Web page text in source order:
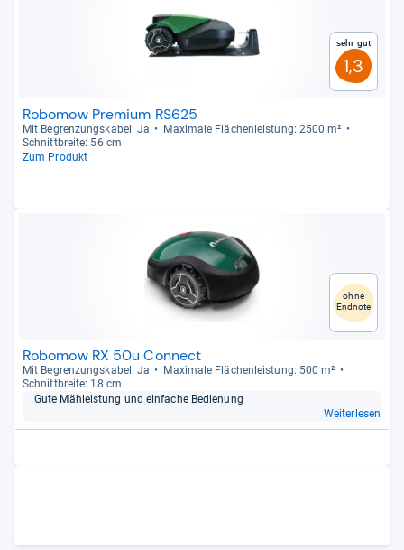
Sehr gut
1,3
Robomow Premium RS625
Mit Begren­zungs­ka­bel: Ja
Maxi­male Flä­chen­leis­tung: 2500 m²
Schnitt­breite: 56 cm
Zum Produkt
ohne
Endnote
Robomow RX 50u Connect
Mit Begren­zungs­ka­bel: Ja
Maxi­male Flä­chen­leis­tung: 500 m²
Schnitt­breite: 18 cm
Gute Mäh­leis­tung und ein­fa­che Bedie­nung
Weiterlesen